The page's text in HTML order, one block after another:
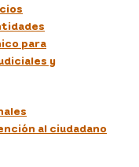
para
y
al ciudadano